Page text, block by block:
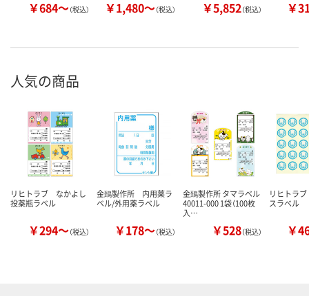
￥684～（税込） ￥1,480～（税込） ￥5,852（税込） ￥
人気の商品
リヒトラブ なかよし
投薬瓶ラベル
￥294～（税込）
金鵄製作所 内用薬ラ
ベル/外用薬ラベル
￥178～（税込）
金鵄製作所 タマラベル
40011-000 1袋（100枚
入…
￥528（税込）
リヒトラ
スラべル
￥